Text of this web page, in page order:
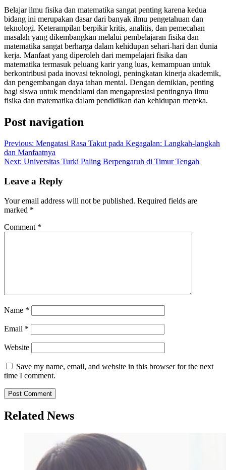
Belajar ilmu fisika dan matematika sangat penting karena kedua
bidang ini merupakan dasar dari banyak ilmu pengetahuan dan
teknologi. Keterampilan berpikir kritis, analitis, dan pemecahan
masalah yang dikembangkan melalui pembelajaran fisika dan
matematika sangat berharga dalam kehidupan sehari-hari dan dunia
kerja. Manfaat yang diperoleh dari mempelajari fisika dan
matematika termasuk peluang karir yang luas, kemampuan untuk
berkontribusi pada inovasi teknologi, peningkatan kinerja akademik,
dan pengembangan daya tahan mental. Dengan demikian, penting
bagi siswa untuk mendalami dan mengapresiasi pentingnya ilmu
fisika dan matematika dalam pendidikan dan kehidupan mereka.
Post navigation
Previous: Mengatasi Rasa Takut pada Kegagalan: Langkah-langkah
dan Manfaatnya
Next: Universitas Turki Paling Berpengaruh di Timur Tengah
Leave a Reply
Your email address will not be published. Required fields are
marked *
Comment *
Name *
Email *
Website
Save my name, email, and website in this browser for the next
time I comment.
Related News